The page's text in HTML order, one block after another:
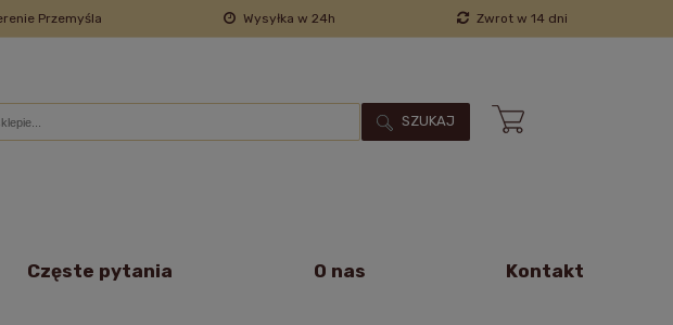
Przemyśla Wysyłka w 24h Zwrot w 14 dni
SZUKAJ
Częste pytania O nas Kontakt